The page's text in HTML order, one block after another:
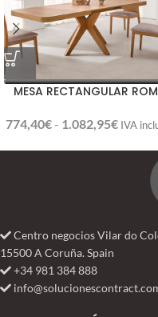
MESA RECTANGULAR
774,40€ - 1.082,95€ IVA
Centro negocios Vilar do
15500 A Coruña. Spain
+34 981 384 888